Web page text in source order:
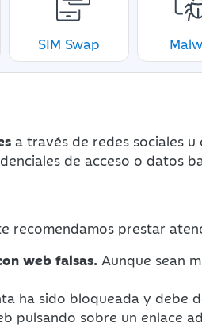
SIM Swap
a través de redes sociales
de acceso o datos
recomendamos prestar
web falsas. Aunque sean
ha sido bloqueada y debe
pulsando sobre un enlace